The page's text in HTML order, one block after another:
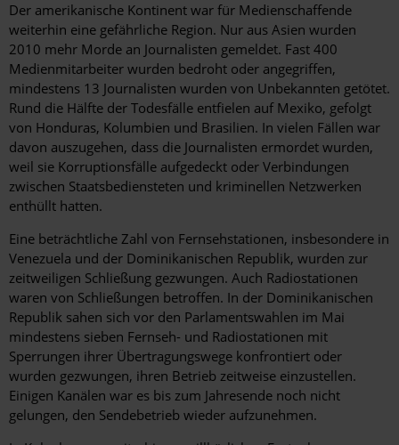
Der amerikanische Kontinent war für Medienschaffende
weiterhin eine gefährliche Region. Nur aus Asien wurden
2010 mehr Morde an Journalisten gemeldet. Fast 400
Medienmitarbeiter wurden bedroht oder angegriffen,
mindestens 13 Journalisten wurden von Unbekannten getötet.
Rund die Hälfte der Todesfälle entfielen auf Mexiko, gefolgt
von Honduras, Kolumbien und Brasilien. In vielen Fällen war
davon auszugehen, dass die Journalisten ermordet wurden,
weil sie Korruptionsfälle aufgedeckt oder Verbindungen
zwischen Staatsbediensteten und kriminellen Netzwerken
enthüllt hatten.
Eine beträchtliche Zahl von Fernsehstationen, insbesondere in
Venezuela und der Dominikanischen Republik, wurden zur
zeitweiligen Schließung gezwungen. Auch Radiostationen
waren von Schließungen betroffen. In der Dominikanischen
Republik sahen sich vor den Parlamentswahlen im Mai
mindestens sieben Fernseh- und Radiostationen mit
Sperrungen ihrer Übertragungswege konfrontiert oder
wurden gezwungen, ihren Betrieb zeitweise einzustellen.
Einigen Kanälen war es bis zum Jahresende noch nicht
gelungen, den Sendebetrieb wieder aufzunehmen.